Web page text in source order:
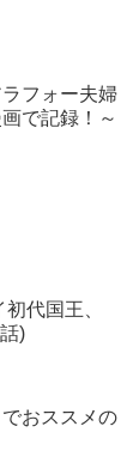
フォー夫婦
で記録！～
代国王、
)
おススメの